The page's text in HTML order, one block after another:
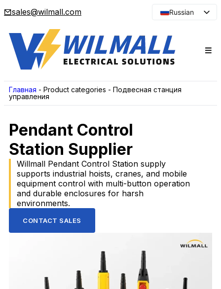
sales@wilmall.com
Russian
Arabic
French
Portuguese
Japanese
Главная - Product categories - Подвесная станция
управления
Pendant Control
Station Supplier
Willmall Pendant Control Station supply
supports industrial hoists, cranes, and mobile
equipment control with multi-button operation
and durable enclosures for harsh
environments.
CONTACT SALES